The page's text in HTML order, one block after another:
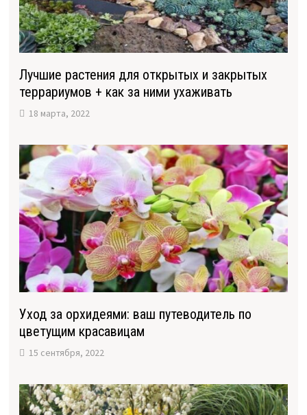
Лучшие растения для открытых и закрытых
террариумов + как за ними ухаживать
18 марта, 2022
Уход за орхидеями: ваш путеводитель по
цветущим красавицам
15 сентября, 2022